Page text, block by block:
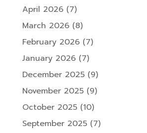
April 2026(7)
March 2026(8)
February 2026(7)
January 2026(7)
December 2025(9)
November 2025(9)
October 2025(10)
September 2025(7)